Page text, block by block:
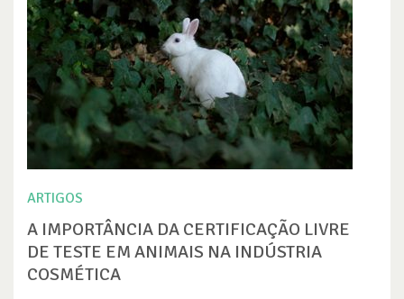
ARTIGOS
A IMPORTÂNCIA DA CERTIFICAÇÃO LIVRE
DE TESTE EM ANIMAIS NA INDÚSTRIA
COSMÉTICA